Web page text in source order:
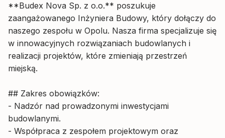
**Budex Nova Sp. z o.o.** poszukuje
zaangażowanego Inżyniera Budowy, który dołączy do
naszego zespołu w Opolu. Nasza firma specjalizuje się
w innowacyjnych rozwiązaniach budowlanych i
realizacji projektów, które zmieniają przestrzeń
miejską.
## Zakres obowiązków:
- Nadzór nad prowadzonymi inwestycjami
budowlanymi.
- Współpraca z zespołem projektowym oraz